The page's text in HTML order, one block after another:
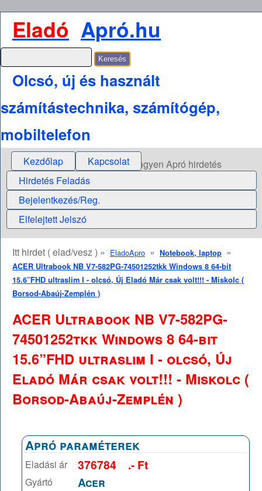
Eladó Apró.hu
Olcsó, új és használt
számítástechnika, számítógép,
mobiltelefon
Kezdőlap Kapcsolat
Ingyen Apró hirdetés
Hirdetés Feladás
Bejelentkezés/Reg.
Elfelejtett Jelszó
Itt hirdet ( elad/vesz ) » EladoApro » Notebook, laptop »
ACER Ultrabook NB V7-582PG-74501252tkk Windows 8 64-bit
15.6”FHD ultraslim I - olcsó, Új Eladó Már csak volt!!! - Miskolc (
Borsod-Abaúj-Zemplén )
ACER Ultrabook NB V7-582PG-
74501252tkk Windows 8 64-bit
15.6”FHD ultraslim I - olcsó, Új
Eladó Már csak volt!!! - Miskolc (
Borsod-Abaúj-Zemplén )
Apró paraméterek
Eladási ár 376784 .- Ft
Gyártó Acer